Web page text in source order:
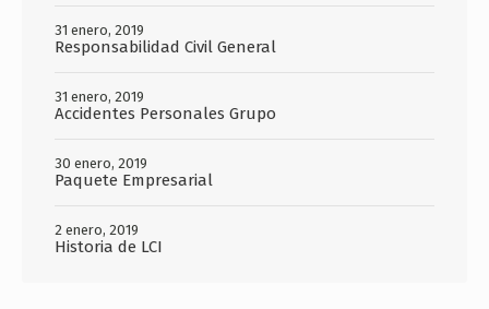
Responsabilidad Civil General
31 enero, 2019
Accidentes Personales Grupo
31 enero, 2019
Paquete Empresarial
30 enero, 2019
Historia de LCI
2 enero, 2019